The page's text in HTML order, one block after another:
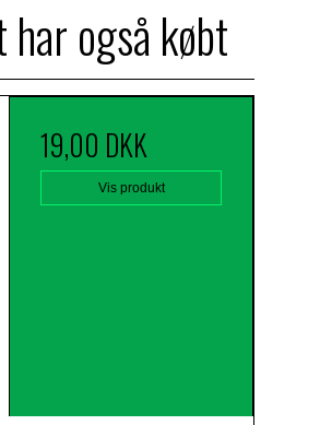
også købt
19,00 DKK
Vis produkt